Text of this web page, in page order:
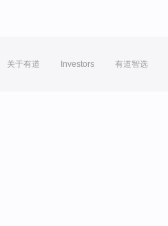
关于有道 Investors 有道智选